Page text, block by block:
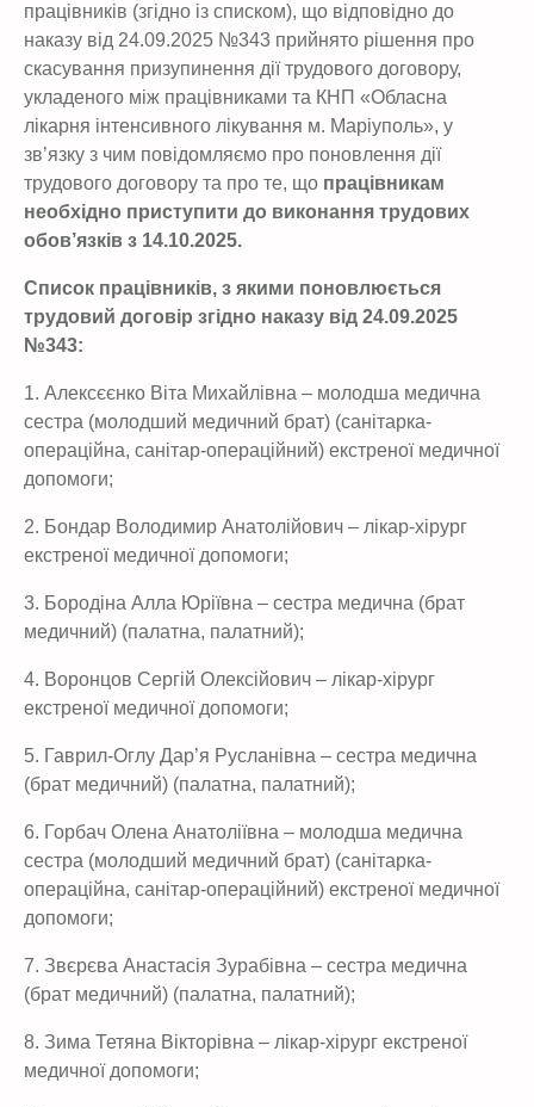
працівників (згідно із списком), що відповідно до
наказу від 24.09.2025 №343 прийнято рішення про
скасування призупинення дії трудового договору,
укладеного між працівниками та КНП «Обласна
лікарня інтенсивного лікування м. Маріуполь», у
зв’язку з чим повідомляємо про поновлення дії
трудового договору та про те, що працівникам
необхідно приступити до виконання трудових
обов’язків з 14.10.2025.
Список працівників, з якими поновлюється
трудовий договір згідно наказу від 24.09.2025
№343:
1. Алексєєнко Віта Михайлівна – молодша медична
сестра (молодший медичний брат) (санітарка-
операційна, санітар-операційний) екстреної медичної
допомоги;
2. Бондар Володимир Анатолійович – лікар-хірург
екстреної медичної допомоги;
3. Бородіна Алла Юріївна – сестра медична (брат
медичний) (палатна, палатний);
4. Воронцов Сергій Олексійович – лікар-хірург
екстреної медичної допомоги;
5. Гаврил-Оглу Дар’я Русланівна – сестра медична
(брат медичний) (палатна, палатний);
6. Горбач Олена Анатоліївна – молодша медична
сестра (молодший медичний брат) (санітарка-
операційна, санітар-операційний) екстреної медичної
допомоги;
7. Звєрєва Анастасія Зурабівна – сестра медична
(брат медичний) (палатна, палатний);
8. Зима Тетяна Вікторівна – лікар-хірург екстреної
медичної допомоги;